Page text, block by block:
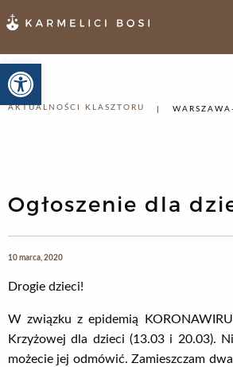
Otwórz pasek narzędzi
AKTUALNOŚCI KLASZTORU
Ogłoszenie dla
10 marca, 2020
Drogie dzieci!
W związku z epidemią
Krzyżowej dla dzieci (13.03 i 20.03).
możecie jej odmówić. Zamieszczam